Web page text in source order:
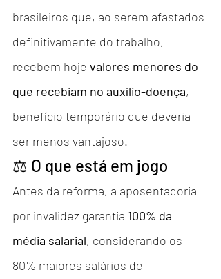
brasileiros que, ao serem afastados
definitivamente do trabalho,
recebem hoje valores menores do
que recebiam no auxílio-doença,
benefício temporário que deveria
ser menos vantajoso.
⚖️ O que está em jogo
Antes da reforma, a aposentadoria
por invalidez garantia 100% da
média salarial, considerando os
80% maiores salários de